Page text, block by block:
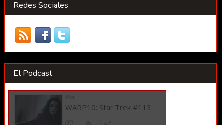
Redes Sociales
El Podcast